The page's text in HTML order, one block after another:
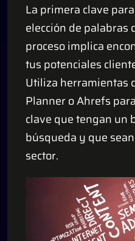
La primera clave
elección de palabras
proceso implica
tus potenciales
Utiliza herramientas
Planner o Ahrefs
clave que tengan un
búsqueda y que
sector.